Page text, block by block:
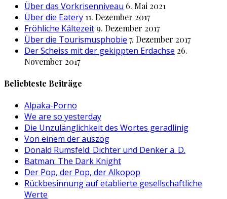
Über das Vorkrisenniveau 6. Mai 2021
Über die Eatery 11. Dezember 2017
Fröhliche Kältezeit 9. Dezember 2017
Über die Tourismusphobie 7. Dezember 2017
Der Scheiss mit der gekippten Erdachse 26.
November 2017
Beliebteste Beiträge
Alpaka-Porno
We are so yesterday
Die Unzulänglichkeit des Wortes geradlinig
Von einem der auszog
Donald Rumsfeld: Dichter und Denker a. D.
Batman: The Dark Knight
Der Pop, der Pop, der Alkopop
Rückbesinnung auf etablierte gesellschaftliche
Werte